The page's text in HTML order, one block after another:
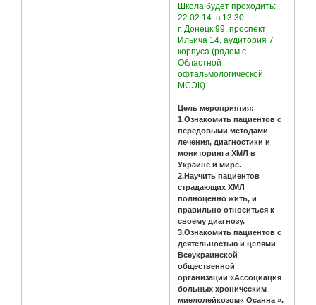
Школа будет проходить:
22.02.14. в 13.30
г. Донецк 99, проспект
Ильича 14, аудитория 7
корпуса (рядом с
Областной
офтальмологической
МСЭК)
Цель мероприятия:
1.Ознакомить пациентов с
передовыми методами
лечения, диагностики и
мониторинга ХМЛ в
Украине и мире.
2.Научить пациентов
страдающих ХМЛ
полноценно жить, и
правильно относиться к
своему диагнозу.
3.Ознакомить пациентов с
деятельностью и целями
Всеукраинской
общественной
организации «Ассоциация
больных хроническим
миелолейкозом« Осанна ».